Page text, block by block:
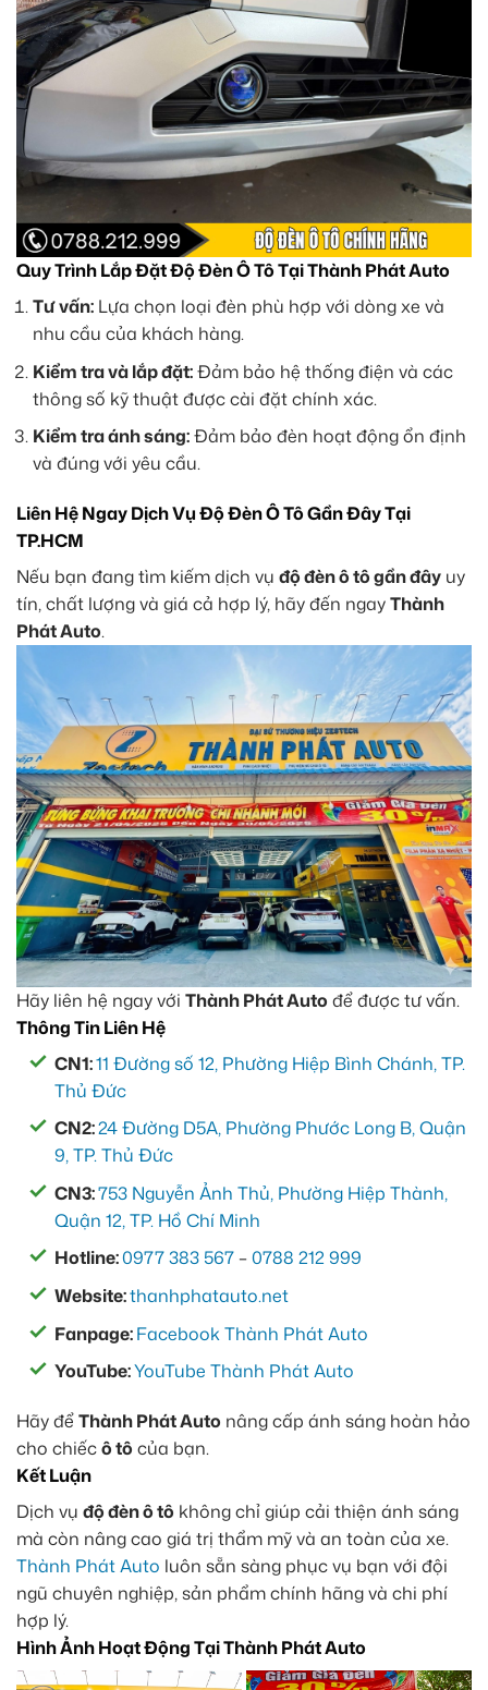
Quy Trình Lắp Đặt Độ Đèn Ô Tô Tại Thành Phát Auto
Tư vấn: Lựa chọn loại đèn phù hợp với dòng xe và
nhu cầu của khách hàng.
Kiểm tra và lắp đặt:Đảm bảo hệ thống điện và các
thông số kỹ thuật được cài đặt chính xác.
Kiểm tra ánh sáng:Đảm bảo đèn hoạt động ổn định
và đúng với yêu cầu.
Liên Hệ Ngay Dịch Vụ Độ Đèn Ô Tô Gần Đây Tại
TP.HCM
Nếu bạn đang tìm kiếm dịch vụ độ đèn ô tô gần đây uy
tín, chất lượng và giá cả hợp lý, hãy đến ngayThành
Phát Auto.
Hãy liên hệ ngay với Thành Phát Auto để được tư vấn.
Thông Tin Liên Hệ
CN1:11 Đường số 12, Phường Hiệp Bình Chánh, TP.
Thủ Đức
CN2:24 Đường D5A, Phường Phước Long B, Quận
9, TP. Thủ Đức
CN3:753 Nguyễn Ảnh Thủ, Phường Hiệp Thành,
Quận 12, TP. Hồ Chí Minh
Hotline:0977 383 567 –0788 212 999
Website:thanhphatauto.net
Fanpage:Facebook Thành Phát Auto
YouTube:YouTube Thành Phát Auto
Hãy đểThành Phát Auto nâng cấp ánh sáng hoàn hảo
cho chiếcô tô của bạn.
Kết Luận
Dịch vụ độ đèn ô tô không chỉ giúp cải thiện ánh sáng
mà còn nâng cao giá trị thẩm mỹ và an toàn của xe.
Thành Phát Auto luôn sẵn sàng phục vụ bạn với đội
ngũ chuyên nghiệp, sản phẩm chính hãng và chi phí
hợp lý.
Hình Ảnh Hoạt Động Tại Thành Phát Auto